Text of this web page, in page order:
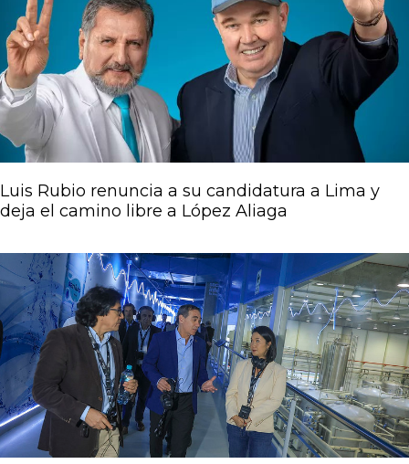
Luis Rubio renuncia a su candidatura a Lima y
deja el camino libre a López Aliaga